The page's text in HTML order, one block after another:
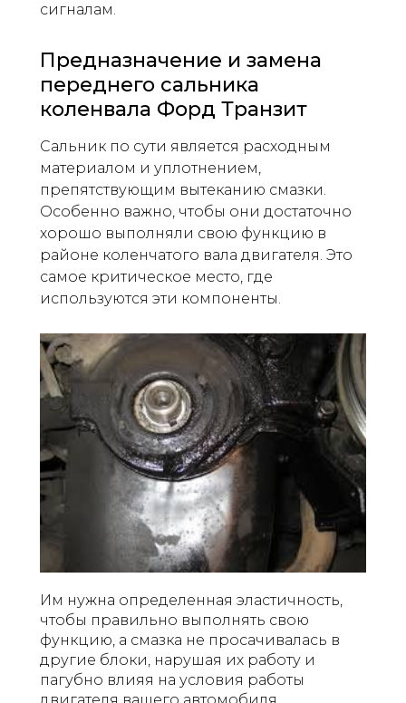
сигналам.
Предназначение и замена
переднего сальника
коленвала Форд Транзит
Сальник по сути является расходным
материалом и уплотнением,
препятствующим вытеканию смазки.
Особенно важно, чтобы они достаточно
хорошо выполняли свою функцию в
районе коленчатого вала двигателя. Это
самое критическое место, где
используются эти компоненты.
Им нужна определенная эластичность,
чтобы правильно выполнять свою
функцию, а смазка не просачивалась в
другие блоки, нарушая их работу и
пагубно влияя на условия работы